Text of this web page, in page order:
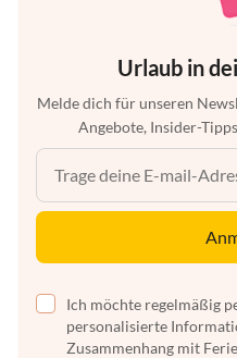
Urlaub in
Melde dich für unseren
Angebote, Insider-
Ich möchte regelmäßig
personalisierte
Zusammenhang mit